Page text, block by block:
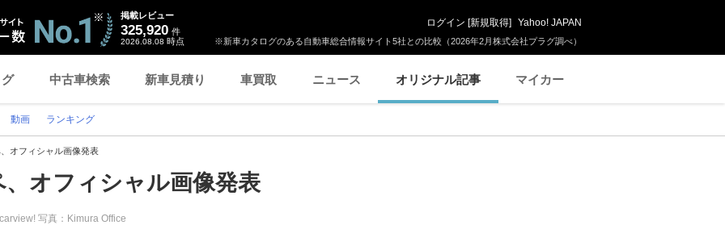
※新車カタログのある自動車総合情報サイト5社との比較（2026年2月株式会社プラグ調べ）
掲載レビュー
325,920 件
2026.08.08 時点
ログイン [新規取得] Yahoo! JAPAN
中古車検索 新車見積り 車買取 ニュース オリジナル記事 マイカー
動画 ランキング
オフィシャル画像発表
オフィシャル画像発表
carview! 写真：Kimura Office